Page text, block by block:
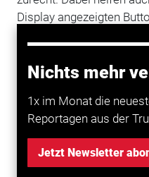
Nichts mehr
1x im Monat die
Reportagen aus der
Jetzt Newsletter
Display angezeigten
Ein Manko, das für alle
fummelige "Zurück-
Diese ist zudem
mühsam ertastet
Sprachsteuerung, die -
abgestelltemMotorund